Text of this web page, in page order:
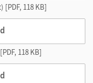
118 KB]
118 KB]